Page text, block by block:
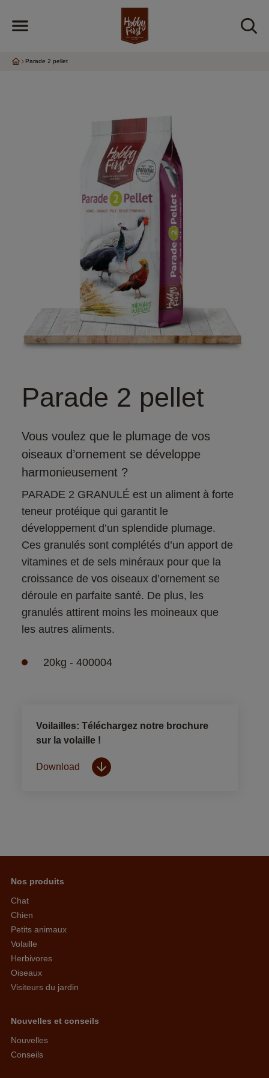
Parade 2 pellet
Parade 2 pellet
Vous voulez que le plumage de vos
oiseaux d’ornement se développe
harmonieusement ?
PARADE 2 GRANULÉ est un aliment à forte
teneur protéique qui garantit le
développement d’un splendide plumage.
Ces granulés sont complétés d’un apport de
vitamines et de sels minéraux pour que la
croissance de vos oiseaux d’ornement se
déroule en parfaite santé. De plus, les
granulés attirent moins les moineaux que
les autres aliments.
20kg - 400004
Voilailles: Téléchargez notre brochure
sur la volaille !
Download
Nos produits
Chat
Chien
Petits animaux
Volaille
Herbivores
Oiseaux
Visiteurs du jardin
Nouvelles et conseils
Nouvelles
Conseils